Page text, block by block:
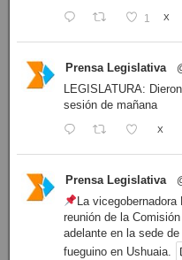
1 X
Prensa Legislativa
LEGISLATURA:
sesión de mañana
X
Prensa Legislativa
La
reunión de la
adelante en la sede
fueguino en Ushuaia.